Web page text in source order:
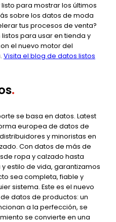
para mostrar los últimos
sobre los datos de moda
tus procesos de venta?
para usar en tienda y
el nuevo motor del
Visita el blog de datos listos
.
se basa en datos. Latest
europea de datos de
y minoristas en
Con datos de más de
ropa y calzado hasta
estilo de vida, garantizamos
sea completa, fiable y
sistema. Este es el nuevo
datos de productos: un
a la perfección, se
se convierte en una